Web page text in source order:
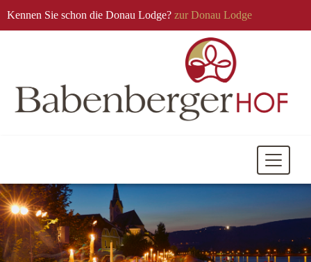
Kennen Sie schon die Donau Lodge? zur Donau Lodge
Mobile